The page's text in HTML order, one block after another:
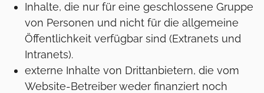
Inhalte, die nur für eine geschlossene Gruppe
von Personen und nicht für die allgemeine
Öffentlichkeit verfügbar sind (Extranets und
Intranets).
externe Inhalte von Drittanbietern, die vom
Website-Betreiber weder finanziert noch